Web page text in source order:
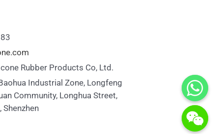
Rubber Products Co, Ltd.
Industrial Zone, Longfeng
Community, Longhua Street,